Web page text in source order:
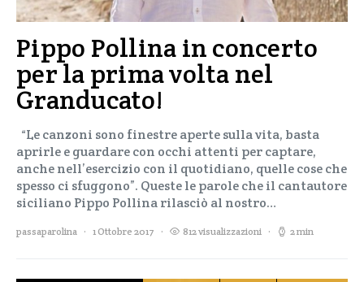
Pippo Pollina in concerto
per la prima volta nel
Granducato!
“Le canzoni sono finestre aperte sulla vita, basta
aprirle e guardare con occhi attenti per captare,
anche nell’esercizio con il quotidiano, quelle cose che
spesso ci sfuggono”. Queste le parole che il cantautore
siciliano Pippo Pollina rilasciò al nostro…
passaparolina 1 Ottobre 2017 812 visualizzazioni 2 min